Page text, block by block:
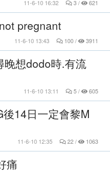
3 / 621
11-6-10 16:32
pregnant
100 / 3911
11-6-10 13:43
晚想dodo時.有流
5 / 605
11-6-10 13:11
14日一定會黎M
22 / 1063
11-6-10 12:35
痛